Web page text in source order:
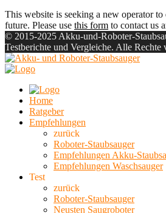
This website is seeking a new operator
future. Please use this form to contact us
© 2015-2025 Akku-und-Roboter-
Testberichte und Vergleiche. Alle Rechte
Home
Ratgeber
Empfehlungen
zurück
Roboter-Staubsauger
Empfehlungen Akku-
Empfehlungen Waschsauger
Test
zurück
Roboter-Staubsauger
Neusten Saugroboter